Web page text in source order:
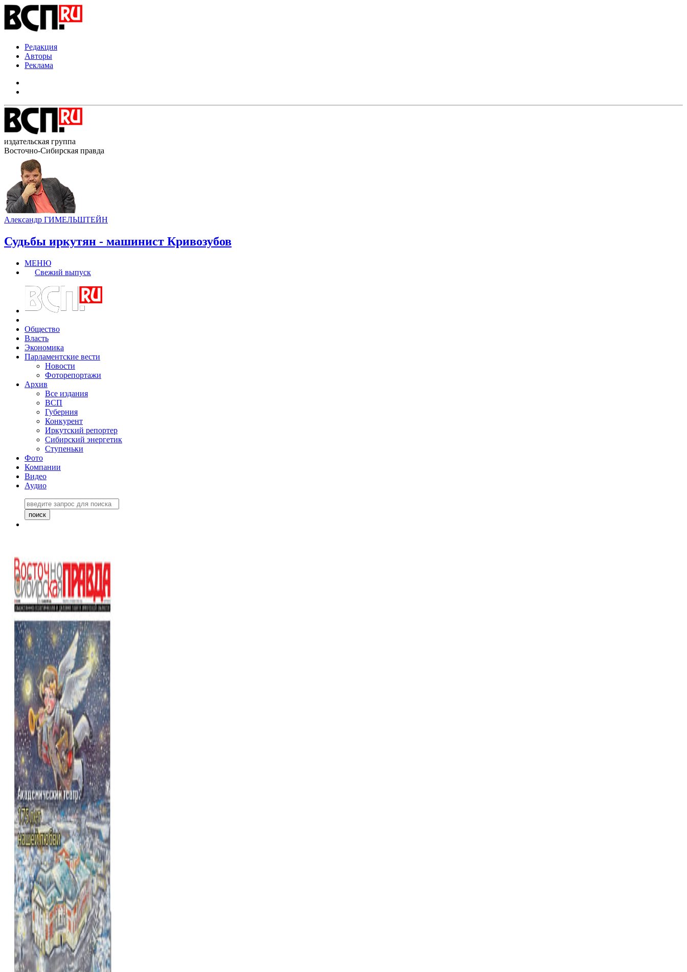
Редакция
Авторы
Реклама
издательская группа
Восточно-Сибирская правда
Александр ГИМЕЛЬШТЕЙН
Судьбы иркутян - машинист Кривозубов
МЕНЮ
Свежий выпуск
Общество
Власть
Экономика
Парламентские вести
Новости
Фоторепортажи
Архив
Все издания
ВСП
Губерния
Конкурент
Иркутский репортер
Сибирский энергетик
Ступеньки
Фото
Компании
Видео
Аудио